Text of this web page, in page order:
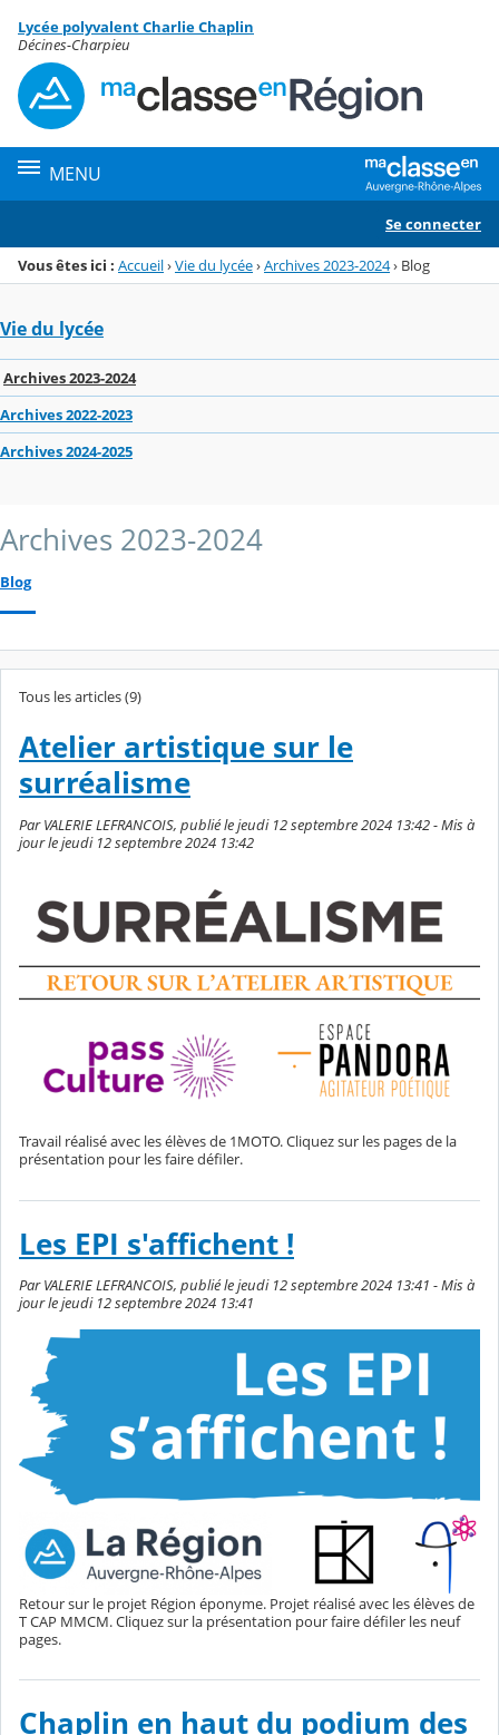
Menu de la rubrique
Contenu
Lycée polyvalent Charlie Chaplin
Décines-Charpieu
MENU
Se connecter
Vous êtes ici : Accueil›Vie du lycée›Archives 2023-2024› Blog
Vie du lycée
Archives 2023-2024
Archives 2022-2023
Archives 2024-2025
Archives 2023-2024
Blog
Tous les articles (9)
Atelier artistique sur le
surréalisme
Par VALERIE LEFRANCOIS, publié le jeudi 12 septembre 2024 13:42 - Mis à
jour le jeudi 12 septembre 2024 13:42
Travail réalisé avec les élèves de 1MOTO. Cliquez sur les pages de la
présentation pour les faire défiler.
Les EPI s'affichent !
Par VALERIE LEFRANCOIS, publié le jeudi 12 septembre 2024 13:41 - Mis à
jour le jeudi 12 septembre 2024 13:41
Retour sur le projet Région éponyme. Projet réalisé avec les élèves de
T CAP MMCM. Cliquez sur la présentation pour faire défiler les neuf
pages.
Chaplin en haut du podium des